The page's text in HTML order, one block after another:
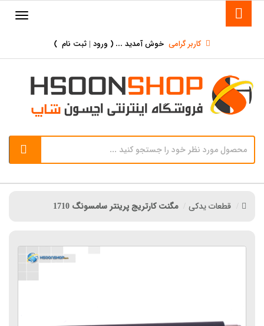
کاربر گرامی خوش آمدید ... ( ورود | ثبت نام )
قطعات یدکی مگنت کارتریج پرینتر سامسونگ 1710